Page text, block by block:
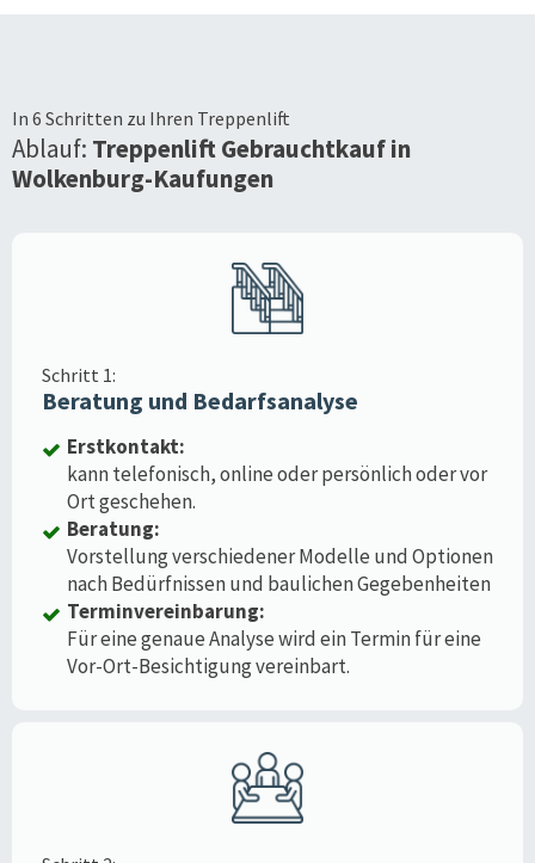
In 6 Schritten zu Ihren Treppenlift
Ablauf: Treppenlift Gebrauchtkauf in
Wolkenburg-Kaufungen
Schritt 1:
Beratung und Bedarfsanalyse
Erstkontakt:
kann telefonisch, online oder persönlich oder vor
Ort geschehen.
Beratung:
Vorstellung verschiedener Modelle und Optionen
nach Bedürfnissen und baulichen Gegebenheiten
Terminvereinbarung:
Für eine genaue Analyse wird ein Termin für eine
Vor-Ort-Besichtigung vereinbart.